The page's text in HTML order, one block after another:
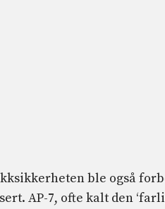
ble også
AP-7, ofte kalt den